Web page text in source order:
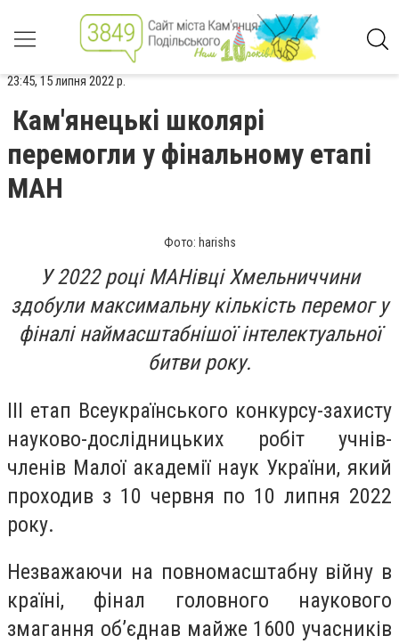
23:45, 15 липня 2022 р.
Кам'янецькі школярі
перемогли у фінальному етапі
МАН
Фото: harishs
У 2022 році МАНівці Хмельниччини
здобули максимальну кількість перемог у
фіналі наймасштабнішої інтелектуальної
битви року.
ІІІ етап Всеукраїнського конкурсу-захисту
науково-дослідницьких робіт учнів-
членів Малої академії наук України, який
проходив з 10 червня по 10 липня 2022
року.
Незважаючи на повномасштабну війну в
країні, фінал головного наукового
змагання об’єднав майже 1600 учасників